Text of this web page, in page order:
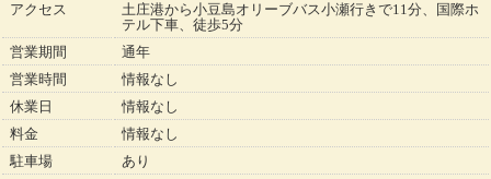
アクセス
土庄港から小豆島オリーブバス小瀬行きで11分、国際ホ
テル下車、徒歩5分
営業期間
通年
営業時間
情報なし
休業日
情報なし
料金
情報なし
駐車場
あり